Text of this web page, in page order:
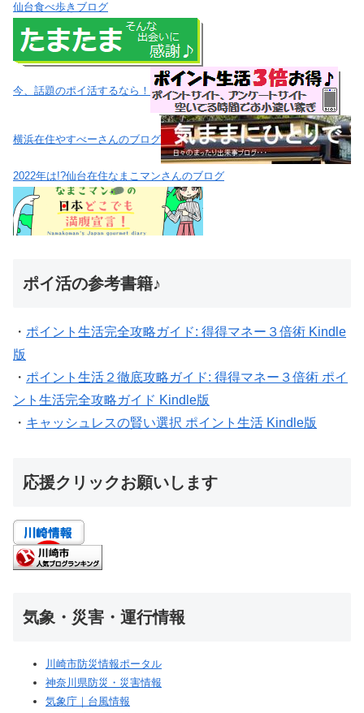
仙台食べ歩きブログ
今、話題のポイ活するなら！
横浜在住やすべーさんのブログ
2022年は!?仙台在住なまこマンさんのブログ
ポイ活の参考書籍♪
・ ポイント生活完全攻略ガイド: 得得マネー３倍術 Kindle
版
・ ポイント生活２徹底攻略ガイド: 得得マネー３倍術 ポイ
ント生活完全攻略ガイド Kindle版
・ キャッシュレスの賢い選択 ポイント生活 Kindle版
応援クリックお願いします
気象・災害・運行情報
川崎市防災情報ポータル
神奈川県防災・災害情報
気象庁｜台風情報